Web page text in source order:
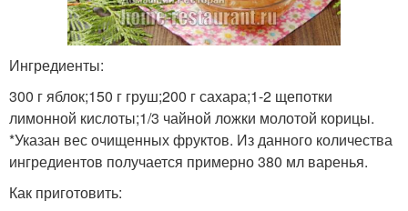
Ингредиенты:
300 г яблок;150 г груш;200 г сахара;1-2 щепотки
лимонной кислоты;1/3 чайной ложки молотой корицы.
*Указан вес очищенных фруктов. Из данного количества
ингредиентов получается примерно 380 мл варенья.
Как приготовить: